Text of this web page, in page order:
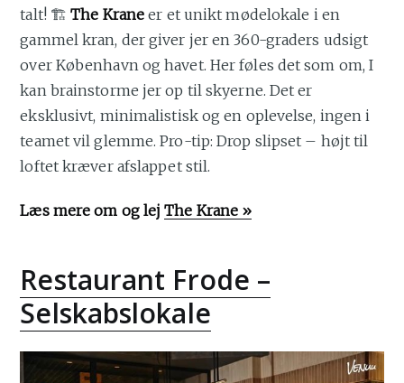
talt! 🏗️The Krane er et unikt mødelokale i en
gammel kran, der giver jer en 360-graders udsigt
over København og havet. Her føles det som om, I
kan brainstorme jer op til skyerne. Det er
eksklusivt, minimalistisk og en oplevelse, ingen i
teamet vil glemme. Pro-tip: Drop slipset – højt til
loftet kræver afslappet stil.
Læs mere om og lejThe Krane »
Restaurant Frode –
Selskabslokale